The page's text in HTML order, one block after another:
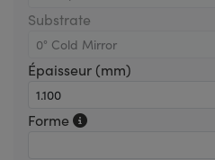
Substrate
Épaisseur (mm)
Forme